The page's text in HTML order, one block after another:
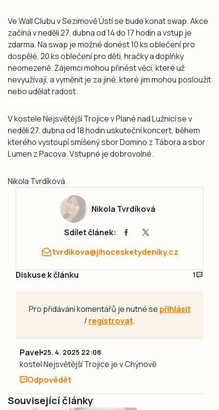
Ve Wall Clubu v Sezimově Ústí se bude konat swap. Akce
začíná v neděli 27. dubna od 14 do 17 hodin a vstup je
zdarma. Na swap je možné donést 10 ks oblečení pro
dospělé, 20 ks oblečení pro děti, hračky a doplňky
neomezeně. Zájemci mohou přinést věci, které už
nevyužívají, a vyměnit je za jiné, které jim mohou posloužit
nebo udělat radost.
V kostele Nejsvětější Trojice v Plané nad Lužnicí se v
neděli 27. dubna od 18 hodin uskuteční koncert, během
kterého vystoupí smíšený sbor Domino z Tábora a sbor
Lumen z Pacova. Vstupné je dobrovolné.
Nikola Tvrdíková
Nikola Tvrdíková
Sdílet článek:
tvrdikova@jihocesketydeniky.cz
Diskuse k článku 1
Pro přidávání komentářů je nutné se přihlásit
/registrovat.
Pavel 25. 4. 2025 22:08
kostel Nejsvětější Trojice je v Chýnově
Odpovědět
Související články